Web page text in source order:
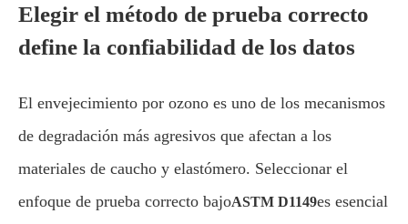
Elegir el método de prueba correcto
define la confiabilidad de los datos
El envejecimiento por ozono es uno de los mecanismos
de degradación más agresivos que afectan a los
materiales de caucho y elastómero. Seleccionar el
enfoque de prueba correcto bajoASTM D1149es esencial